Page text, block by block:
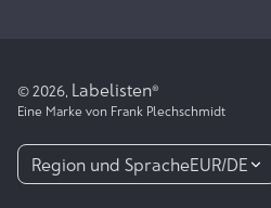
© 2026, Labelisten®
Eine Marke von Frank Plechschmidt
Region und SpracheEUR/DE